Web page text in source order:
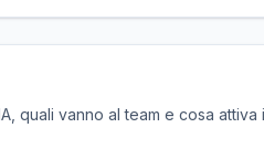
quali vanno al team e cosa attiva